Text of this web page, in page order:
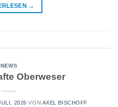
→
NEWS
Oberweser
2026 VON AXEL BISCHOFF